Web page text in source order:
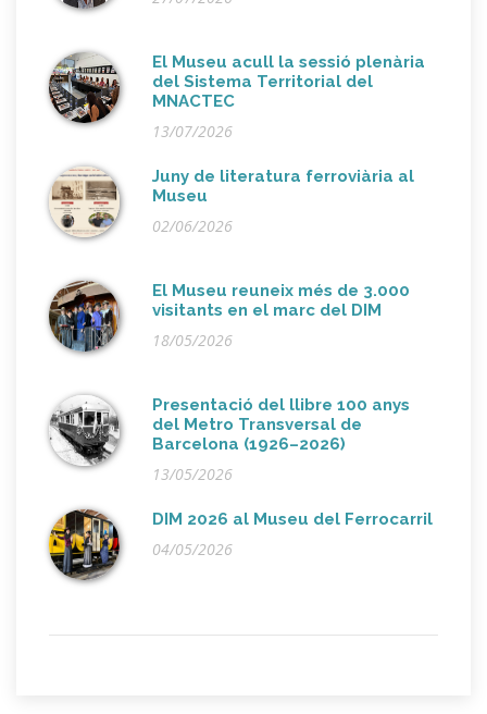
El Museu acull la sessió plenària
del Sistema Territorial del
MNACTEC
13/07/2026
Juny de literatura ferroviària al
Museu
02/06/2026
El Museu reuneix més de 3.000
visitants en el marc del DIM
18/05/2026
Presentació del llibre 100 anys
del Metro Transversal de
Barcelona (1926–2026)
13/05/2026
DIM 2026 al Museu del Ferrocarril
04/05/2026